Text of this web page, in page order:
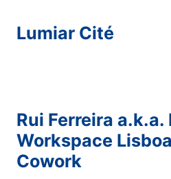
Lumiar Cité
Rui Ferreira a.k.a.
Workspace
Cowork